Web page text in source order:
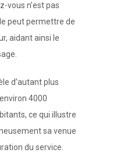
vous n’est pas
peut permettre de
aidant ainsi le
d’autant plus
4000
ce qui illustre
sa venue
du service.